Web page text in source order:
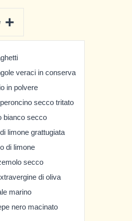
+
veraci in conserva
in polvere
secco tritato
bianco secco
limone grattugiata
di limone
secco
di oliva
marino
nero macinato